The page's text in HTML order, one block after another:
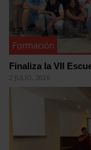
Formación
Finaliza la VII
2 JULIO, 2026